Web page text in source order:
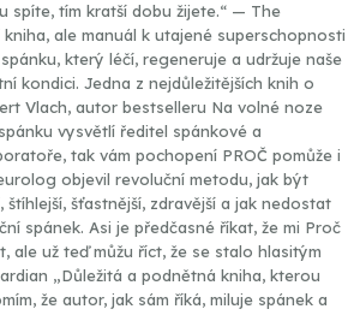
spíte, tím kratší dobu žijete.“ — The
ale manuál k utajené superschopnosti
který léčí, regeneruje a udržuje naše
kondici. Jedna z nejdůležitějších knih o
Vlach, autor bestselleru Na volné noze
vysvětlí ředitel spánkové a
tak vám pochopení PROČ pomůže i
objevil revoluční metodu, jak být
štíhlejší, šťastnější, zdravější a jak nedostat
spánek. Asi je předčasné říkat, že mi Proč
ale už teď můžu říct, že se stalo hlasitým
„Důležitá a podnětná kniha, kterou
že autor, jak sám říká, miluje spánek a